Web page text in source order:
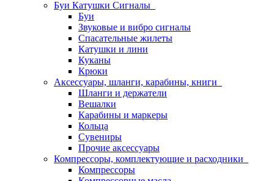
Буи Катушки Сигналы
Буи
Звуковые и вибро сигналы
Спасательные жилеты
Катушки и лини
Куканы
Крюки
Аксессуары, шланги, карабины, книги
Шланги и держатели
Вешалки
Карабины и маркеры
Кольца
Сувениры
Прочие аксессуары
Компрессоры, комплектующие и расходники
Компрессоры